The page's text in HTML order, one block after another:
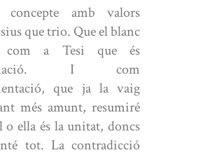
amb valors
que trio. Que el blanc
com a Tesi que és
I com
que ja la vaig
més amunt, resumiré
o ella és la unitat, doncs
tot. La contradicció